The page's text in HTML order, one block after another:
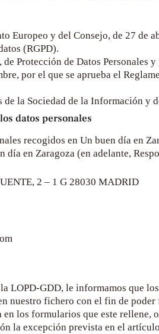
Europeo y del Consejo, de 27 de
(RGPD).
Protección de Datos Personales
por el que se aprueba el
la Sociedad de la Información y
datos personales
recogidos en Un buen día en
día en Zaragoza (en adelante,
2 – 1 G 28030 MADRID
LOPD-GDD, le informamos que
nuestro fichero con el fin de
los formularios que este
la excepción prevista en el